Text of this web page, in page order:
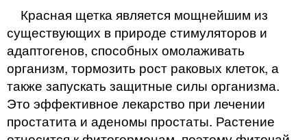
Красная щетка является мощнейшим из
существующих в природе стимуляторов и
адаптогенов, способных омолаживать
организм, тормозить рост раковых клеток, а
также запускать защитные силы организма.
Это эффективное лекарство при лечении
простатита и аденомы простаты. Растение